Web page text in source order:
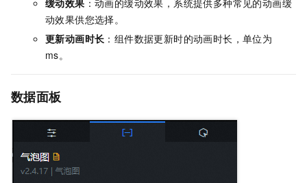
动效果供您选择。
更新动画时长 ：组件数据更新时的动画时长，单位为
ms。
数据面板